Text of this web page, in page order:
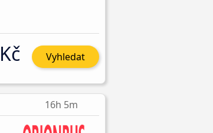
Vyhledat
16h 5m